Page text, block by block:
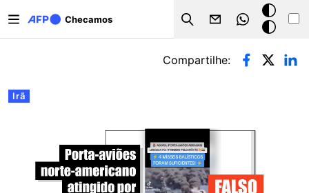
Checamos
Search
Modo
escuro
Abas primárias
Irã
Compartilhe: